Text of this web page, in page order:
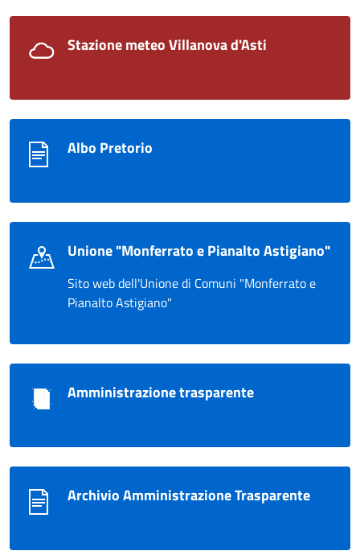
Stazione meteo Villanova d'Asti
Albo Pretorio
Unione "Monferrato e Pianalto Astigiano"
Sito web dell'Unione di Comuni "Monferrato e
Pianalto Astigiano"
Amministrazione trasparente
Archivio Amministrazione Trasparente